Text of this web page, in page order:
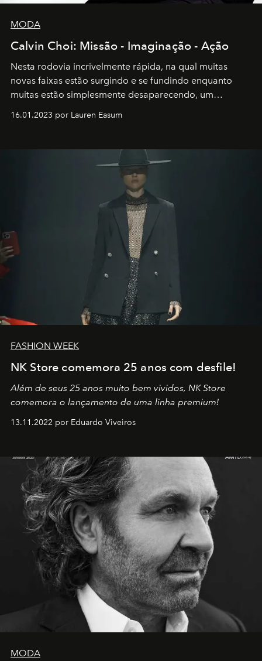
MODA
Calvin Choi: Missão - Imaginação - Ação
Nesta rodovia incrivelmente rápida, na qual muitas
novas faixas estão surgindo e se fundindo enquanto
muitas estão simplesmente desaparecendo, um
transportador AMTD abrindo caminho para muitos
por propósitos, com um claro senso de missão na vida e
16.01.2023 por Lauren Easum
FASHION WEEK
NK Store comemora 25 anos com desfile!
Além de seus 25 anos muito bem vividos, NK Store
comemora o lançamento de uma linha premium!
13.11.2022 por Eduardo Viveiros
MODA